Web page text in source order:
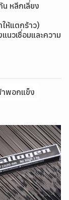
หลีกเลี่ยง
ให้แตกร้าว)
นวเชื่อมและความ
าพอกแข็ง